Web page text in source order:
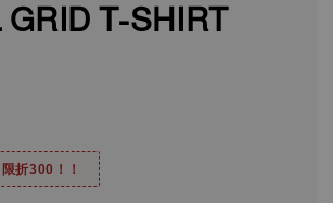
GRID T-SHIRT
折300！！